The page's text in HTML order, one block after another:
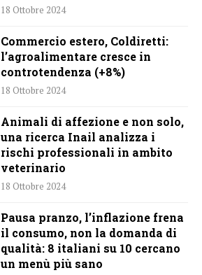
18 Ottobre 2024
Commercio estero, Coldiretti:
l’agroalimentare cresce in
controtendenza (+8%)
18 Ottobre 2024
Animali di affezione e non solo,
una ricerca Inail analizza i
rischi professionali in ambito
veterinario
18 Ottobre 2024
Pausa pranzo, l’inflazione frena
il consumo, non la domanda di
qualità: 8 italiani su 10 cercano
un menù più sano